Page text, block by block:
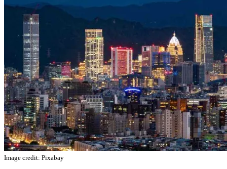
Image credit: Pixabay